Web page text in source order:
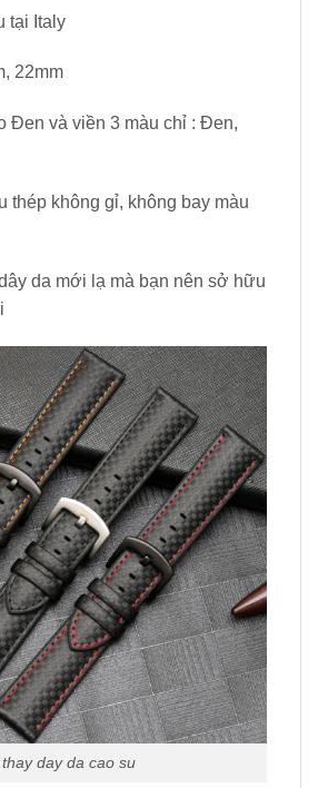
tại Italy
22mm
Đen và viền 3 màu chỉ : Đen,
thép không gỉ, không bay màu
da mới lạ mà bạn nên sở hữu
thay day da cao su